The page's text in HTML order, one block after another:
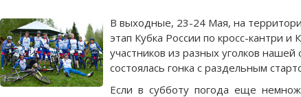
В выходные, 23-24 Мая, на
этап Кубка России по кросс-кантри
участников из разных уголков
состоялась гонка с раздельным
Если в субботу погода еще